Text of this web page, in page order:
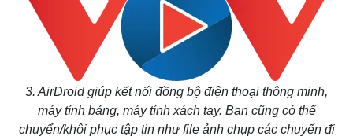
3. AirDroid giúp kết nối đồng bộ điện thoại thông minh,
máy tính bảng, máy tính xách tay. Bạn cũng có thể
chuyển/khôi phục tập tin như file ảnh chụp các chuyến đi